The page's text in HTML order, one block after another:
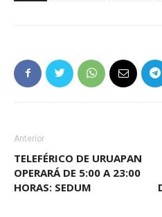
Anterior
TELEFÉRICO DE URUAPAN
OPERARÁ DE 5:00 A 23:00
HORAS: SEDUM